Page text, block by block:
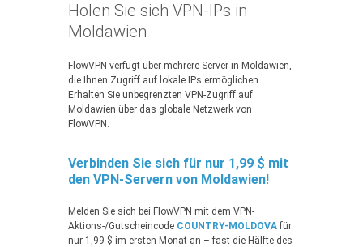
Holen Sie sich VPN-IPs in
Moldawien
FlowVPN verfügt über mehrere Server in Moldawien,
die Ihnen Zugriff auf lokale IPs ermöglichen.
Erhalten Sie unbegrenzten VPN-Zugriff auf
Moldawien über das globale Netzwerk von
FlowVPN.
Verbinden Sie sich für nur 1,99 $ mit
den VPN-Servern von Moldawien!
Melden Sie sich bei FlowVPN mit dem VPN-
Aktions-/Gutscheincode COUNTRY-MOLDOVA für
nur 1,99 $ im ersten Monat an – fast die Hälfte des